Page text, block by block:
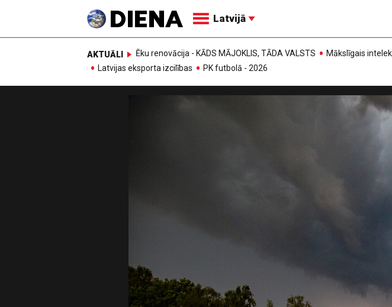
Latvijā
AKTUĀLI Ēku renovācija - KĀDS MĀJOKLIS, TĀDA VALSTS
Mākslīgais
Latvijas eksporta izcilības
PK futbolā - 2026